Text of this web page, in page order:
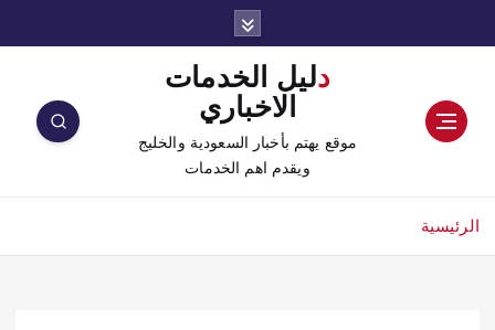
دليل الخدمات
الاخباري
موقع يهتم بأخبار السعودية والخليج
ويقدم اهم الخدمات
الرئيسية